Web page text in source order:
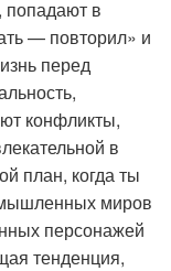
попадают в
— повторил» и
перед
конфликты,
в
план, когда ты
миров
персонажей
тенденция,